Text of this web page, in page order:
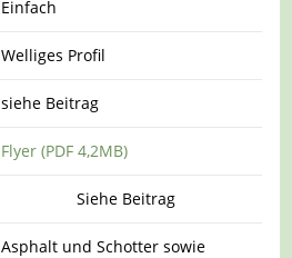
Einfach
Welliges Profil
siehe Beitrag
Flyer (PDF 4,2MB)
Siehe Beitrag
Asphalt und Schotter sowie